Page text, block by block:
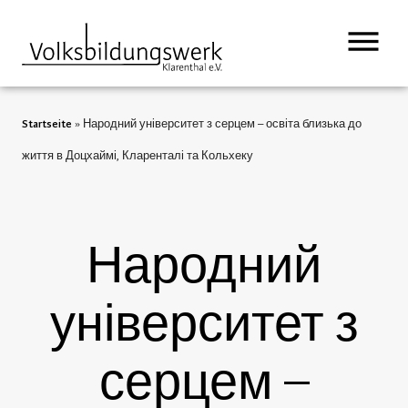
Startseite » Народний університет з серцем – освіта близька до
життя в Доцхаймі, Кларенталі та Кольхеку
Народний
університет з
серцем –